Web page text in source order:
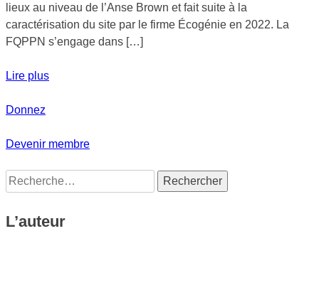
lieux au niveau de l’Anse Brown et fait suite à la
caractérisation du site par le firme Écogénie en 2022. La
FQPPN s’engage dans […]
Lire plus
Donnez
Devenir membre
Rechercher :
L’auteur